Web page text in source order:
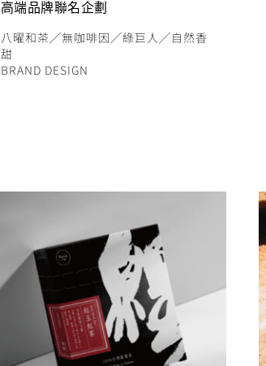
高端品牌聯名企劃
八曜和茶╱無咖啡因╱綠巨人╱自然香
甜
BRAND DESIGN